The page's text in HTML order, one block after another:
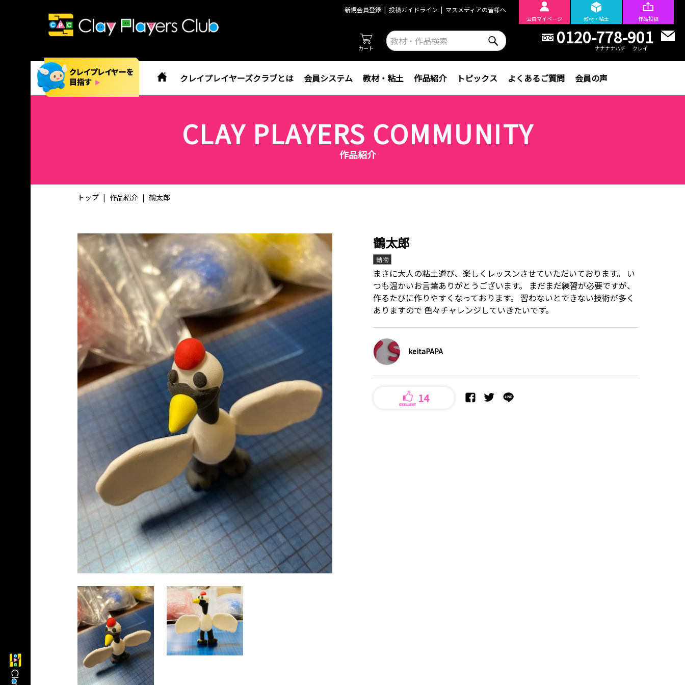
会員マイページ 教材・粘土 作品投稿
0120-778-901
ナナナナハチ クレイ
新規会員登録 投稿ガイドライン マスメディアの皆様へ
カート
クレイプレイヤーズクラブとは 会員システム 教材・粘土 作品紹介 トピックス よくあるご質問 会員の声
CLAY PLAYERS COMMUNITY
作品紹介
トップ 作品紹介 鶴太郎
鶴太郎
動物
まさに大人の粘土遊び、楽しくレッスンさせていただいております。 い
つも温かいお言葉ありがとうございます。 まだまだ練習が必要ですが、
作るたびに作りやすくなっております。 習わないとできない技術が多く
ありますので 色々チャレンジしていきたいです。
keitaPAPA
14